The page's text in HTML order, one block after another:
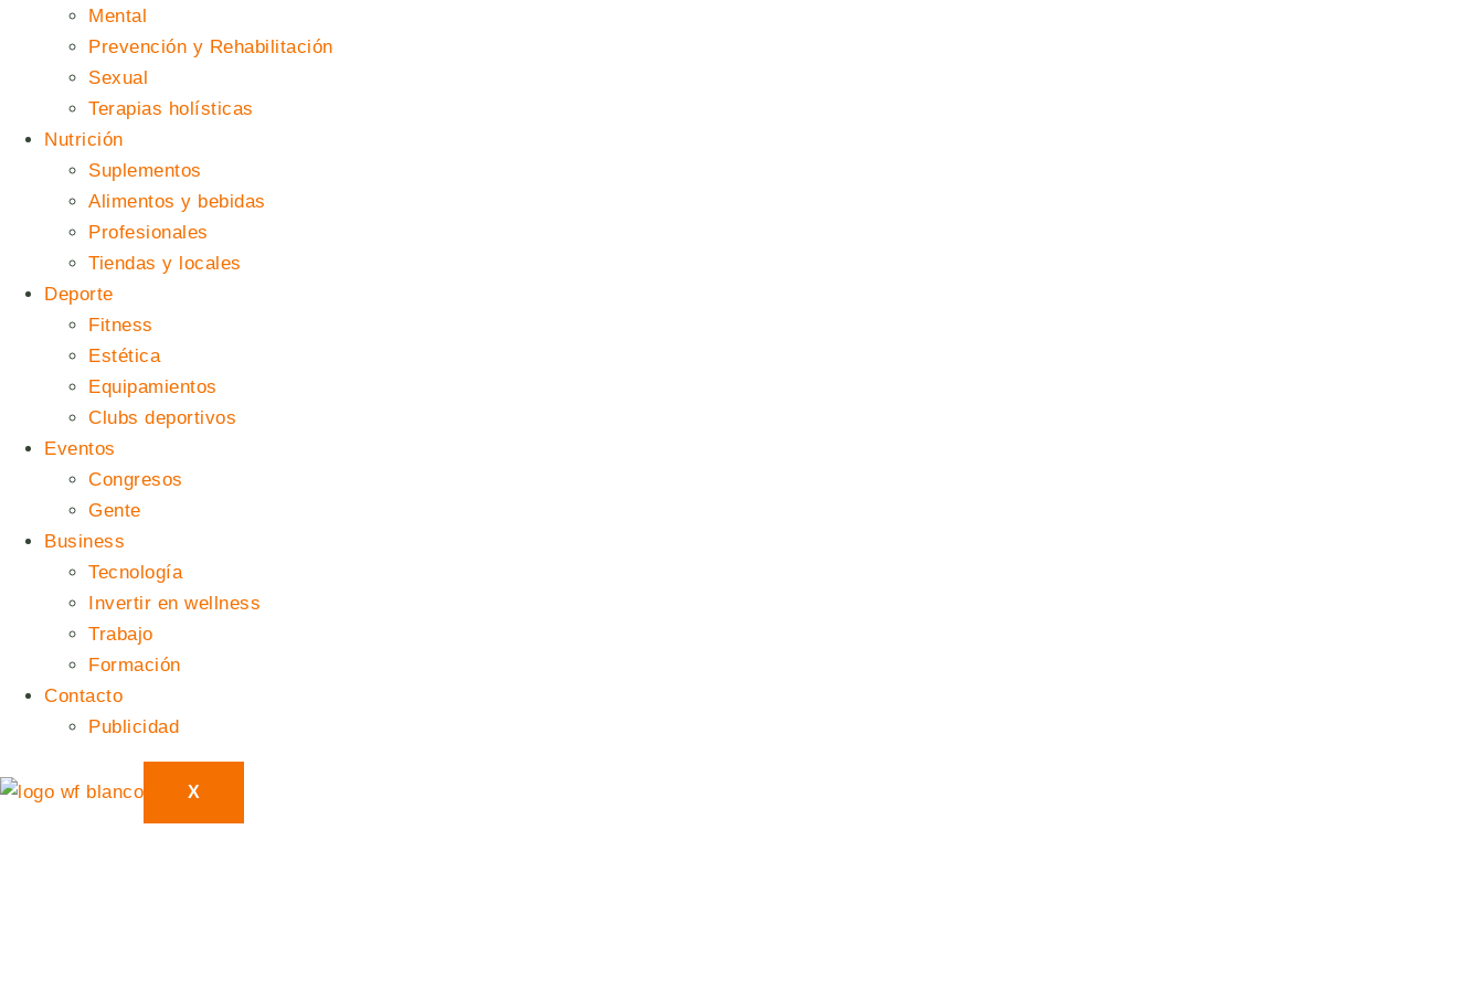
Mental
Prevención y Rehabilitación
Sexual
Terapias holísticas
Nutrición
Suplementos
Alimentos y bebidas
Profesionales
Tiendas y locales
Deporte
Fitness
Estética
Equipamientos
Clubs deportivos
Eventos
Congresos
Gente
Business
Tecnología
Invertir en wellness
Trabajo
Formación
Contacto
Publicidad
X